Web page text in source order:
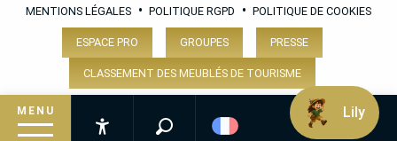
MENU
MENTIONS LÉGALES • POLITIQUE RGPD • POLITIQUE DE COOKIES
ESPACE PRO GROUPES PRESSE
CLASSEMENT DES MEUBLÉS DE TOURISME
Lily